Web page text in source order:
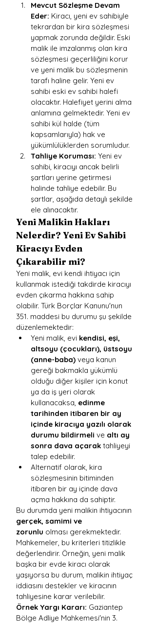
Mevcut Sözleşme Devam
Eder: Kiracı, yeni ev sahibiyle
tekrardan bir kira sözleşmesi
yapmak zorunda değildir. Eski
malik ile imzalanmış olan kira
sözleşmesi geçerliliğini korur
ve yeni malik bu sözleşmenin
tarafı haline gelir. Yeni ev
sahibi eski ev sahibi halefi
olacaktır. Halefiyet yerini alma
anlamına gelmektedir. Yeni ev
sahibi kül halde (tüm
kapsamlarıyla) hak ve
yükümlülüklerden sorumludur.
Tahliye Koruması: Yeni ev
sahibi, kiracıyı ancak belirli
şartları yerine getirmesi
halinde tahliye edebilir. Bu
şartlar, aşağıda detaylı şekilde
ele alınacaktır.
Yeni Malikin Hakları
Nelerdir? Yeni Ev Sahibi
Kiracıyı Evden
Çıkarabilir mi?
Yeni malik, evi kendi ihtiyacı için
kullanmak istediği takdirde kiracıyı
evden çıkarma hakkına sahip
olabilir. Türk Borçlar Kanunu'nun
351. maddesi bu durumu şu şekilde
düzenlemektedir:
Yeni malik, evi kendisi, eşi,
altsoyu (çocukları), üstsoyu
(anne-baba) veya kanun
gereği bakmakla yükümlü
olduğu diğer kişiler için konut
ya da iş yeri olarak
kullanacaksa, edinme
tarihinden itibaren bir ay
içinde kiracıya yazılı olarak
durumu bildirmeli ve altı ay
sonra dava açarak tahliyeyi
talep edebilir.
Alternatif olarak, kira
sözleşmesinin bitiminden
itibaren bir ay içinde dava
açma hakkına da sahiptir.
Bu durumda yeni malikin ihtiyacının
gerçek, samimi ve
zorunlu olması gerekmektedir.
Mahkemeler, bu kriterleri titizlikle
değerlendirir. Örneğin, yeni malik
başka bir evde kiracı olarak
yaşıyorsa bu durum, malikin ihtiyaç
iddiasını destekler ve kiracının
tahliyesine karar verilebilir.
Örnek Yargı Kararı: Gaziantep
Bölge Adliye Mahkemesi'nin 3.